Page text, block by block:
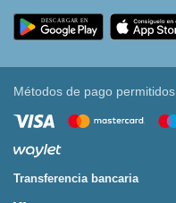
Métodos de pago permitidos
Transferencia bancaria